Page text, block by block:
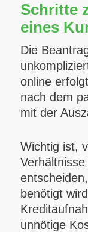
Schritte
eines
Die
online
nach dem
mit der
Wichtig ist,
benötigt
unnötige